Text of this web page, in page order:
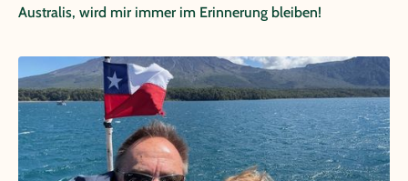
Australis, wird mir immer im Erinnerung bleiben!